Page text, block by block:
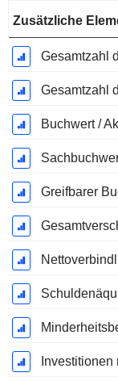
Zusätzliche
Gesamtzahl
Buchwert /
Greifbarer